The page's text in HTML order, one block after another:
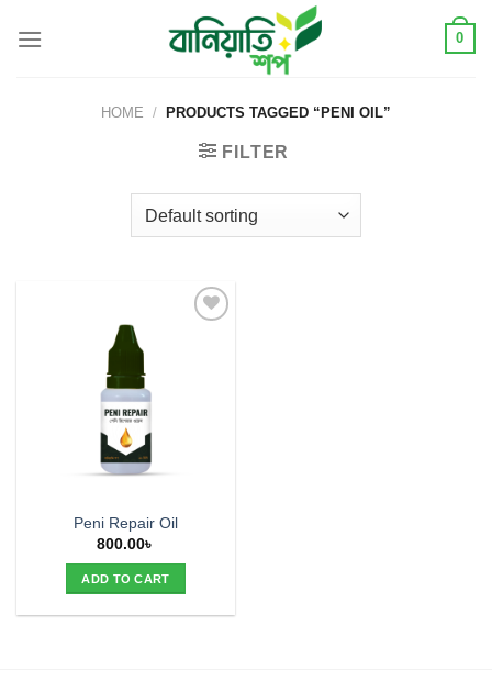
0
HOME / PRODUCTS TAGGED “PENI OIL”
FILTER
Peni Repair Oil
800.00৳
ADD TO CART